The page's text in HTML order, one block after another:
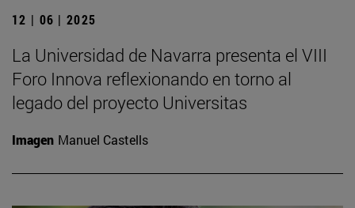
12 | 06 | 2025
La Universidad de Navarra presenta el VIII
Foro Innova reflexionando en torno al
legado del proyecto Universitas
Imagen Manuel Castells